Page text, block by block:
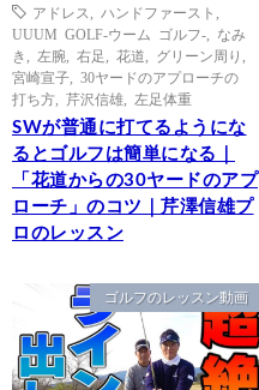
アドレス
ハンドファースト
UUUM GOLF-ウーム ゴルフ-
なみ
き
左腕 右足 花道 グリーン周り
宮崎宣子
30ヤードのアプローチの
打ち方
芹沢信雄 左足体重
SWが普通に打てるようにな
るとゴルフは簡単になる｜
「花道からの30ヤードのアプ
ローチ」のコツ｜芹澤信雄プ
ロのレッスン
ゴルフのレッスン動画